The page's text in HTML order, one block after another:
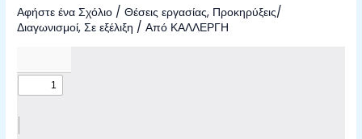
Αφήστε ένα Σχόλιο /Θέσεις εργασίας, Προκηρύξεις/
Διαγωνισμοί,Σε εξέλιξη / Από ΚΑΛΛΕΡΓΗ